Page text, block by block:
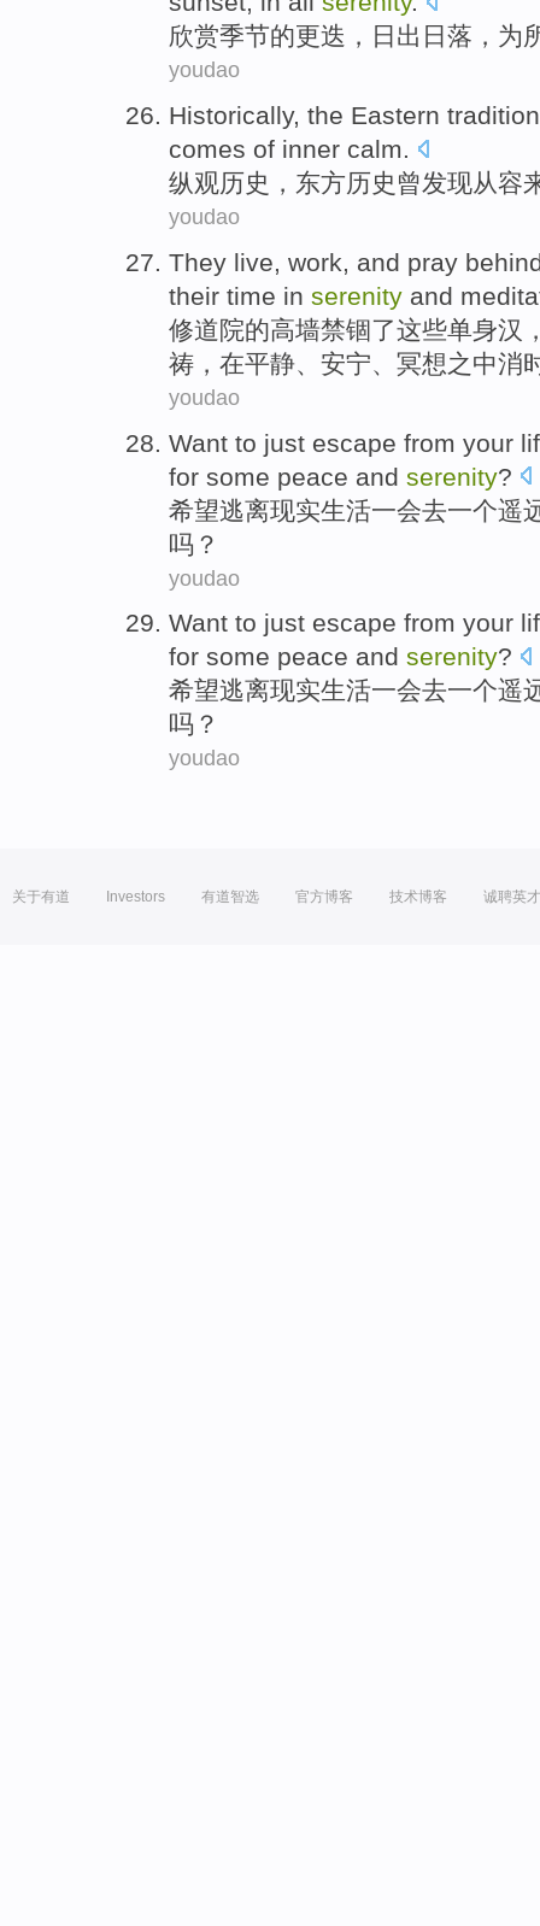
欣赏季节的更迭， 日出 日落 ， 为
youdao
Historically, the Eastern tradition
comes of inner calm.
纵观历史 ， 东方历史 曾发现从容
youdao
They live, work, and pray
their time in serenity and
修道院的高墙禁锢了这些单身汉
祷 ，在平静、安宁、 冥想之中消
youdao
Want to just escape from your
for some peace and serenity?
希望逃离现实生活一会去一个遥
吗？
youdao
Want to just escape from your
for some peace and serenity?
希望逃离现实生活一会去一个遥
吗？
youdao
关于有道 Investors 有道智选 官方博客 技术博客 诚聘英才